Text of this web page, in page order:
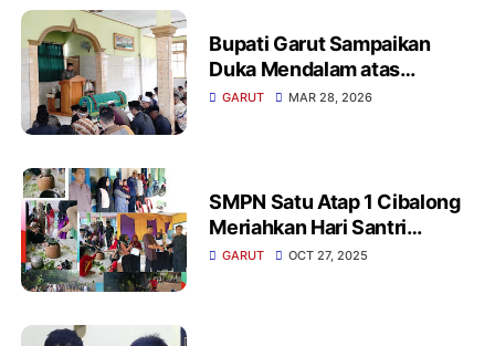
Bupati Garut Sampaikan
Duka Mendalam atas
Wafatnya Sekmat
GARUT MAR 28, 2026
SMPN Satu Atap 1 Cibalong
Meriahkan Hari Santri
Nasional 2025 Dan Diisi
GARUT OCT 27, 2025